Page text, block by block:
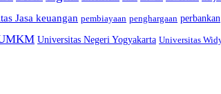
Jasa keuangan pembiayaan penghargaan perbankan
Universitas Negeri Yogyakarta Universitas